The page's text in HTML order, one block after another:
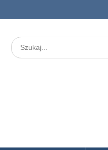
Search
for: